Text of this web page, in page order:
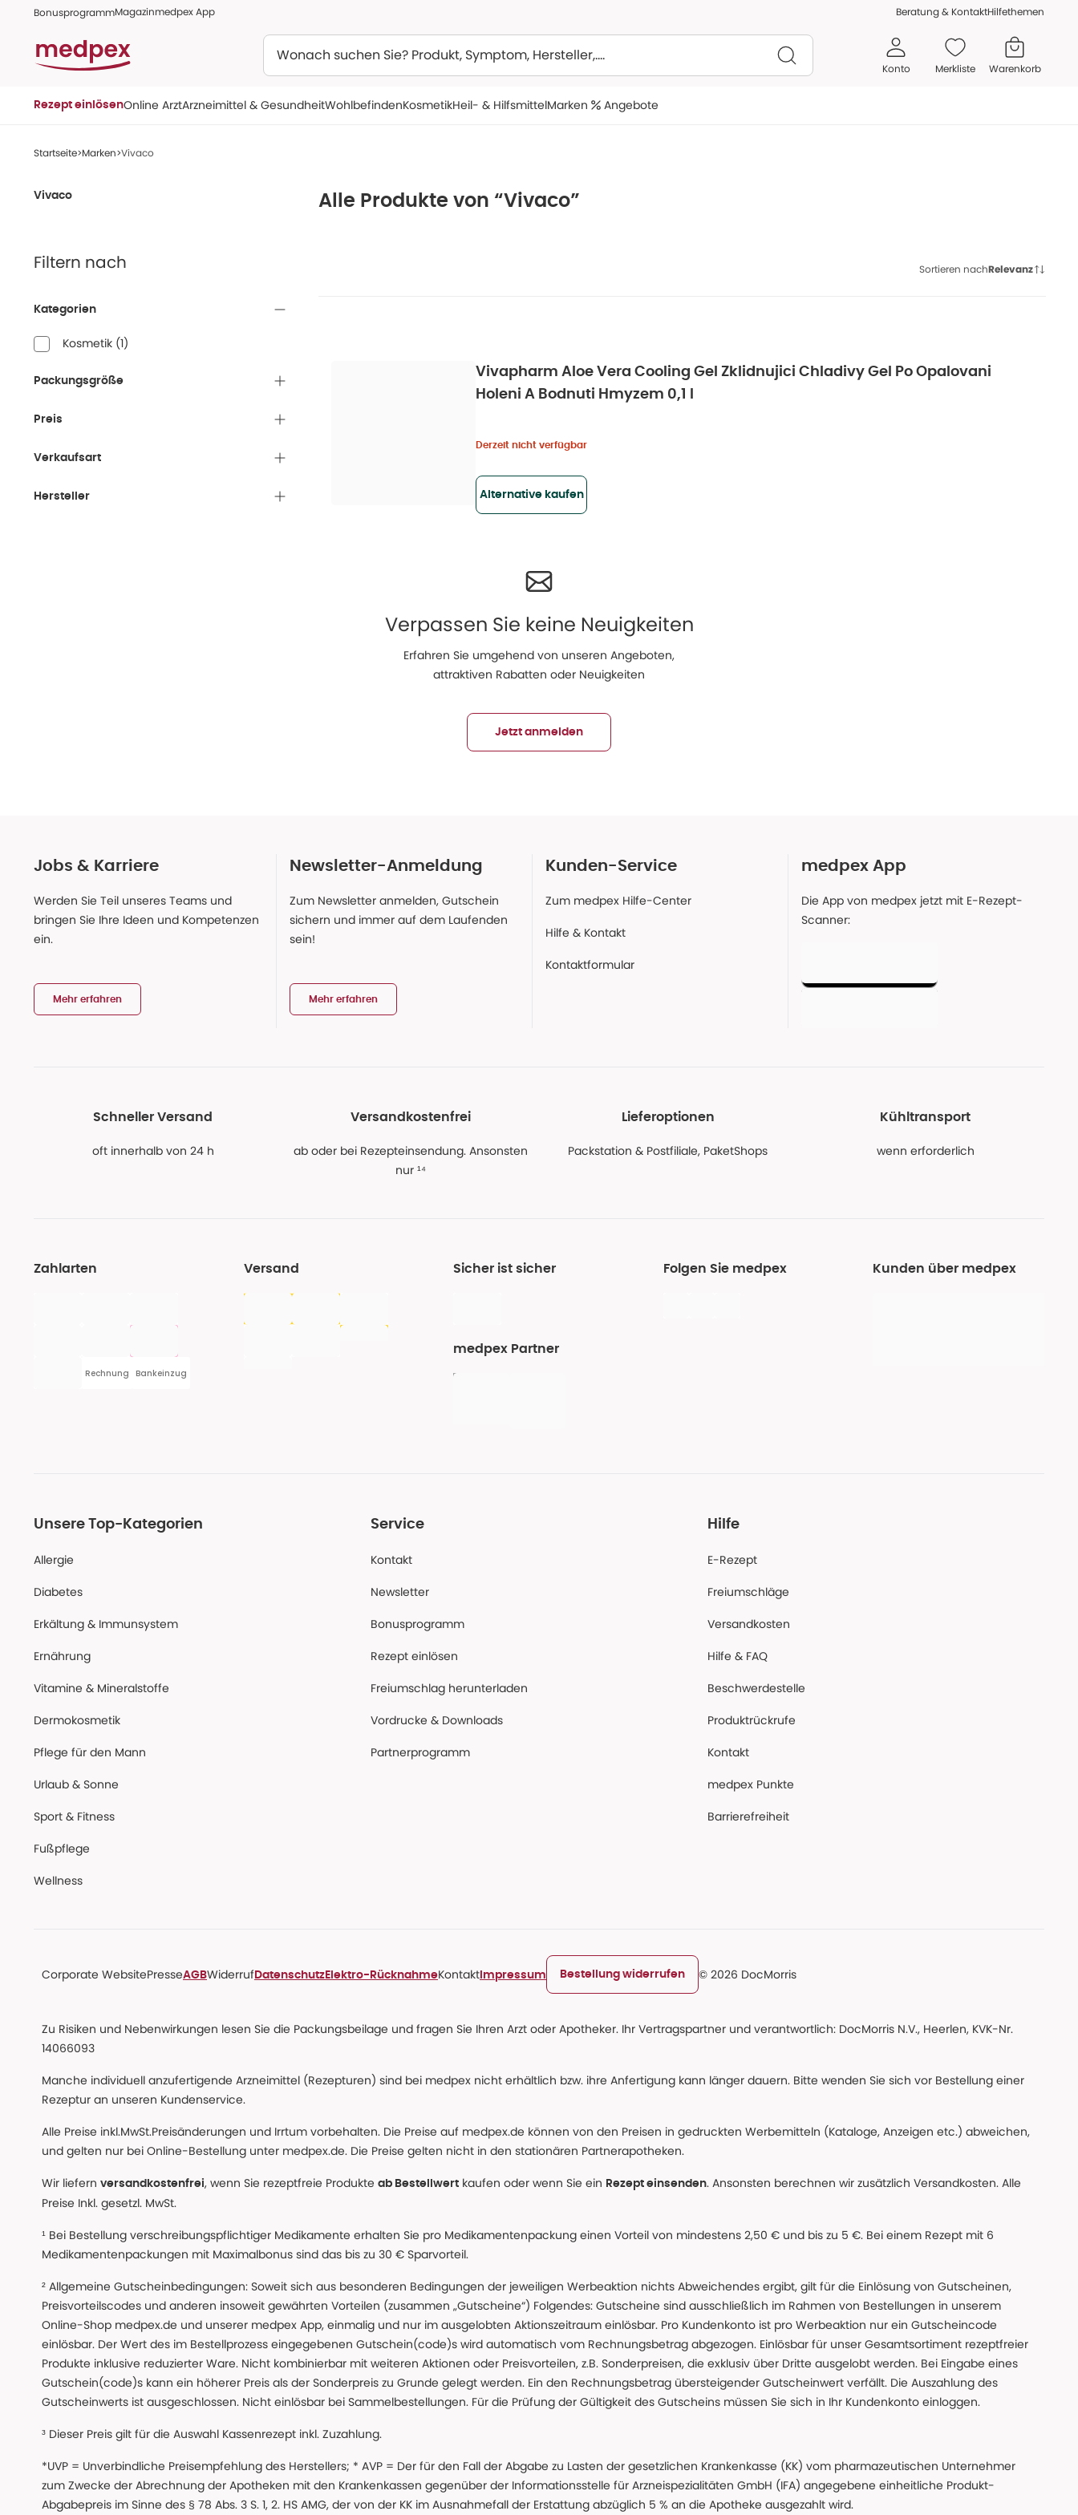
BonusprogrammMagazinmedpex App Beratung & KontaktHilfethemen
Konto Merkliste Warenkorb
Rezept einlösenOnline ArztArzneimittel & GesundheitWohlbefindenKosmetikHeil- & HilfsmittelMarken Angebote
Startseite Marken Vivaco
Alle Produkte von “Vivaco”
Vivaco
Filtern nach
Kategorien
Kosmetik (1)
Packungsgröße
Preis
Verkaufsart
Hersteller
Sortieren nachRelevanz
Vivapharm Aloe Vera Cooling Gel Zklidnujici Chladivy Gel Po Opalovani
Holeni A Bodnuti Hmyzem 0,1 l
Derzeit nicht verfügbar
Alternative kaufen
Verpassen Sie keine Neuigkeiten
Erfahren Sie umgehend von unseren Angeboten,
attraktiven Rabatten oder Neuigkeiten
Jetzt anmelden
Jobs & Karriere
Werden Sie Teil unseres Teams und
bringen Sie Ihre Ideen und Kompetenzen
ein.
Mehr erfahren
Newsletter-Anmeldung
Zum Newsletter anmelden, Gutschein
sichern und immer auf dem Laufenden
sein!
Mehr erfahren
Kunden-Service
Zum medpex Hilfe-Center
Hilfe & Kontakt
Kontaktformular
medpex App
Die App von medpex jetzt mit E-Rezept-
Scanner:
Schneller Versand
oft innerhalb von 24 h
Versandkostenfrei
ab oder bei Rezepteinsendung. Ansonsten
nur ¹⁴
Lieferoptionen
Packstation & Postfiliale, PaketShops
Kühltransport
wenn erforderlich
Zahlarten
Rechnung Bankeinzug
Versand Sicher ist sicher
medpex Partner
Folgen Sie medpex Kunden über medpex
Unsere Top-Kategorien
Allergie
Diabetes
Erkältung & Immunsystem
Ernährung
Vitamine & Mineralstoffe
Dermokosmetik
Pflege für den Mann
Urlaub & Sonne
Sport & Fitness
Fußpflege
Wellness
Service
Kontakt
Newsletter
Bonusprogramm
Rezept einlösen
Freiumschlag herunterladen
Vordrucke & Downloads
Partnerprogramm
Hilfe
E-Rezept
Freiumschläge
Versandkosten
Hilfe & FAQ
Beschwerdestelle
Produktrückrufe
Kontakt
medpex Punkte
Barrierefreiheit
Corporate WebsitePresseAGBWiderruf Datenschutz Elektro-RücknahmeKontakt Impressum Bestellung widerrufen © 2026 DocMorris
Zu Risiken und Nebenwirkungen lesen Sie die Packungsbeilage und fragen Sie Ihren Arzt oder Apotheker. Ihr Vertragspartner und verantwortlich: DocMorris N.V., Heerlen, KVK-Nr.
14066093
Manche individuell anzufertigende Arzneimittel (Rezepturen) sind bei medpex nicht erhältlich bzw. ihre Anfertigung kann länger dauern. Bitte wenden Sie sich vor Bestellung einer
Rezeptur an unseren Kundenservice.
Alle Preise inkl.MwSt.Preisänderungen und Irrtum vorbehalten. Die Preise auf medpex.de können von den Preisen in gedruckten Werbemitteln (Kataloge, Anzeigen etc.) abweichen,
und gelten nur bei Online-Bestellung unter medpex.de. Die Preise gelten nicht in den stationären Partnerapotheken.
Wir liefern versandkostenfrei, wenn Sie rezeptfreie Produkte ab Bestellwert kaufen oder wenn Sie ein Rezept einsenden. Ansonsten berechnen wir zusätzlich Versandkosten. Alle
Preise Inkl. gesetzl. MwSt.
¹ Bei Bestellung verschreibungspflichtiger Medikamente erhalten Sie pro Medikamentenpackung einen Vorteil von mindestens 2,50 € und bis zu 5 €. Bei einem Rezept mit 6
Medikamentenpackungen mit Maximalbonus sind das bis zu 30 € Sparvorteil.
² Allgemeine Gutscheinbedingungen: Soweit sich aus besonderen Bedingungen der jeweiligen Werbeaktion nichts Abweichendes ergibt, gilt für die Einlösung von Gutscheinen,
Preisvorteilscodes und anderen insoweit gewährten Vorteilen (zusammen „Gutscheine“) Folgendes: Gutscheine sind ausschließlich im Rahmen von Bestellungen in unserem
Online-Shop medpex.de und unserer medpex App, einmalig und nur im ausgelobten Aktionszeitraum einlösbar. Pro Kundenkonto ist pro Werbeaktion nur ein Gutscheincode
einlösbar. Der Wert des im Bestellprozess eingegebenen Gutschein(code)s wird automatisch vom Rechnungsbetrag abgezogen. Einlösbar für unser Gesamtsortiment rezeptfreier
Produkte inklusive reduzierter Ware. Nicht kombinierbar mit weiteren Aktionen oder Preisvorteilen, z.B. Sonderpreisen, die exklusiv über Dritte ausgelobt werden. Bei Eingabe eines
Gutschein(code)s kann ein höherer Preis als der Sonderpreis zu Grunde gelegt werden. Ein den Rechnungsbetrag übersteigender Gutscheinwert verfällt. Die Auszahlung des
Gutscheinwerts ist ausgeschlossen. Nicht einlösbar bei Sammelbestellungen. Für die Prüfung der Gültigkeit des Gutscheins müssen Sie sich in Ihr Kundenkonto einloggen.
³ Dieser Preis gilt für die Auswahl Kassenrezept inkl. Zuzahlung.
*UVP = Unverbindliche Preisempfehlung des Herstellers; * AVP = Der für den Fall der Abgabe zu Lasten der gesetzlichen Krankenkasse (KK) vom pharmazeutischen Unternehmer
zum Zwecke der Abrechnung der Apotheken mit den Krankenkassen gegenüber der Informationsstelle für Arzneispezialitäten GmbH (IFA) angegebene einheitliche Produkt-
Abgabepreis im Sinne des § 78 Abs. 3 S. 1, 2. HS AMG, der von der KK im Ausnahmefall der Erstattung abzüglich 5 % an die Apotheke ausgezahlt wird.